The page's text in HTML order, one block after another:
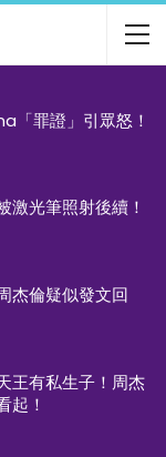
「罪證」引眾怒！
激光筆照射後續！
杰倫疑似發文回
王有私生子！周杰
起！